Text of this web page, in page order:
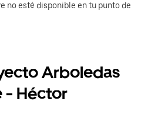
no esté disponible en tu punto de
Arboledas
- Héctor